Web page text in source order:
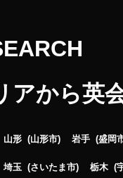
17,600
円(税込) / 月
回数：8 / 1セッション60
タ
グループレッスン 子
7,700 円(税込) / 月
9,900 円(税込) / 月
アから英
山形 山形市 岩手 盛岡
埼玉 さいたま市 栃木